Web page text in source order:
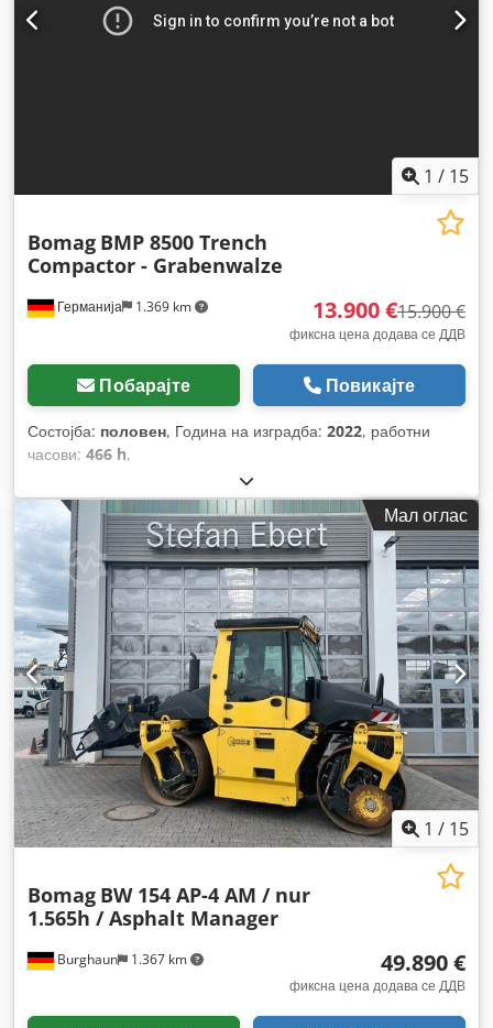
1 / 15
Германија 1.369 km
Bomag BMP 8500 Trench
Compactor - Grabenwalze
13.900 €15.900 €
фиксна цена додава се ДДВ
Побарајте Повикајте
Состојба: половен, Година на изградба: 2022, работни
часови: 466 h,
Мал оглас
1 / 15
Burghaun 1.367 km
Bomag BW 154 AP-4 AM / nur
1.565h / Asphalt Manager
49.890 €
фиксна цена додава се ДДВ